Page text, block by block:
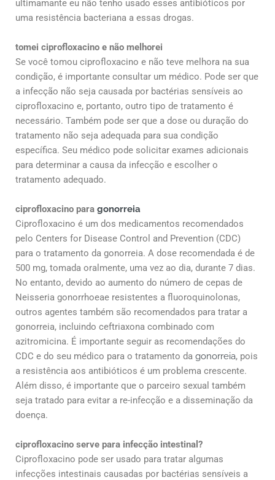
ultimamante eu não tenho usado esses antibióticos por
uma resistência bacteriana a essas drogas.
tomei ciprofloxacino e não melhorei
Se você tomou ciprofloxacino e não teve melhora na sua
condição, é importante consultar um médico. Pode ser que
a infecção não seja causada por bactérias sensíveis ao
ciprofloxacino e, portanto, outro tipo de tratamento é
necessário. Também pode ser que a dose ou duração do
tratamento não seja adequada para sua condição
específica. Seu médico pode solicitar exames adicionais
para determinar a causa da infecção e escolher o
tratamento adequado.
ciprofloxacino para gonorreia
Ciprofloxacino é um dos medicamentos recomendados
pelo Centers for Disease Control and Prevention (CDC)
para o tratamento da gonorreia. A dose recomendada é de
500 mg, tomada oralmente, uma vez ao dia, durante 7 dias.
No entanto, devido ao aumento do número de cepas de
Neisseria gonorrhoeae resistentes a fluoroquinolonas,
outros agentes também são recomendados para tratar a
gonorreia, incluindo ceftriaxona combinado com
azitromicina. É importante seguir as recomendações do
CDC e do seu médico para o tratamento da gonorreia, pois
a resistência aos antibióticos é um problema crescente.
Além disso, é importante que o parceiro sexual também
seja tratado para evitar a re-infecção e a disseminação da
doença.
ciprofloxacino serve para infecção intestinal?
Ciprofloxacino pode ser usado para tratar algumas
infecções intestinais causadas por bactérias sensíveis a